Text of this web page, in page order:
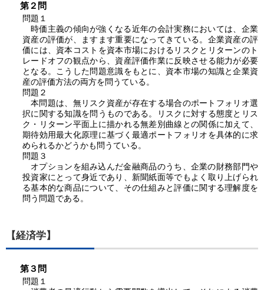
第２問
問題１
時価主義の傾向が強くなる近年の会計実務においては、企業
資産の評価が、ますます重要になってきている。企業資産の評
価には、資本コストを資本市場におけるリスクとリターンのト
レードオフの観点から、資産評価作業に反映させる能力が必要
となる。こうした問題意識をもとに、資本市場の知識と企業資
産の評価方法の両方を問うている。
問題２
本問題は、無リスク資産が存在する場合のポートフォリオ選
択に関する知識を問うものである。リスクに対する態度とリス
ク・リターン平面上に描かれる無差別曲線との関係に加えて、
期待効用最大化原理に基づく最適ポートフォリオを具体的に求
められるかどうかも問うている。
問題３
オプションを組み込んだ金融商品のうち、企業の財務部門や
投資家にとって身近であり、新聞紙面等でもよく取り上げられ
る基本的な商品について、その仕組みと評価に関する理解度を
問う問題である。
【経済学】
第３問
問題１